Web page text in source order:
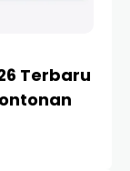
Terbaru